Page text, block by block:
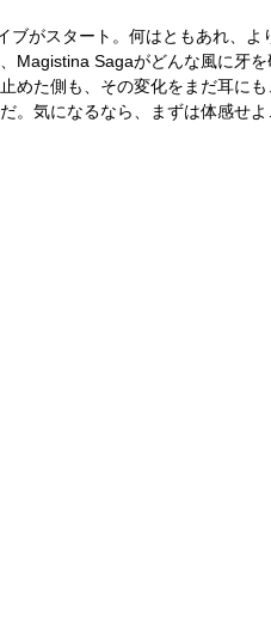
がスタート。何はともあれ、よ
Magistina Sagaがどんな風に牙
めた側も、その変化をまだ耳に
。気になるなら、まずは体感せ